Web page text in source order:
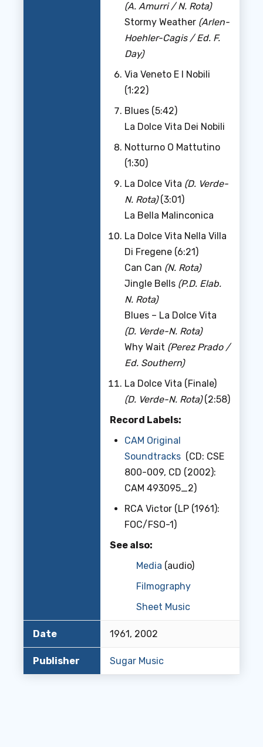
(A. Amurri / N. Rota)
Stormy Weather (Arlen-
Hoehler-Cagis / Ed. F.
Day)
Via Veneto E I Nobili
(1:22)
Blues (5:42)
La Dolce Vita Dei Nobili
Notturno O Mattutino
(1:30)
La Dolce Vita (D. Verde-
N. Rota)(3:01)
La Bella Malinconica
La Dolce Vita Nella Villa
Di Fregene (6:21)
Can Can (N. Rota)
Jingle Bells (P.D. Elab.
N. Rota)
Blues – La Dolce Vita
(D. Verde-N. Rota)
Why Wait (Perez Prado /
Ed. Southern)
La Dolce Vita (Finale)
(D. Verde-N. Rota)(2:58)
Record Labels:
CAM Original
Soundtracks (CD: CSE
800-009, CD (2002):
CAM 493095_2)
RCA Victor (LP (1961):
FOC/FSO-1)
See also:
Media (audio)
Filmography
Sheet Music
Date 1961, 2002
Publisher Sugar Music